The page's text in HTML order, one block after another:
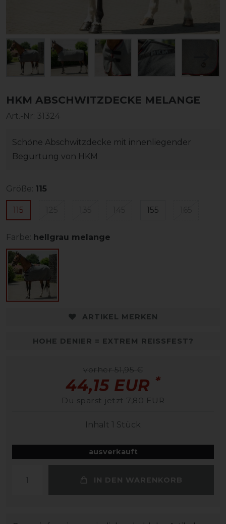
HKM ABSCHWITZDECKE MELANGE
Art.-Nr: 31324
Schöne Abschwitzdecke mit innenliegender
Begurtung von HKM
Größe: 115
115 155
Farbe: hellgrau melange
ARTIKEL MERKEN
HOHE DENIER = EXTREM REISSFEST?
vorher 51,95 €
44,15 EUR *
Du sparst jetzt 7,80 EUR
Inhalt 1 Stück
ausverkauft
IN DEN WARENKORB